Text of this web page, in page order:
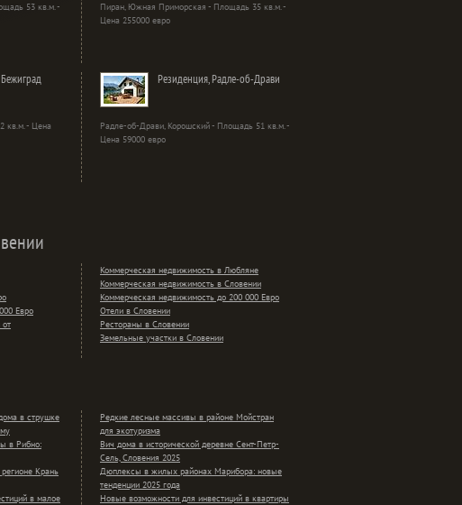
53 кв.м. -
Пиран, Южная Приморская - Площадь 35 кв.м. -
Цена 255000 евро
кв.м. - Цена
Резиденция, Радле-об-Драви
Радле-об-Драви, Корошский - Площадь 51 кв.м. -
Цена 59000 евро
Евро
Коммерческая недвижимость в Любляне
Коммерческая недвижимость в Словении
Коммерческая недвижимость до 200 000 Евро
Отели в Словении
Рестораны в Словении
Земельные участки в Словении
в струшке
в Рибно:
Крань
в малое
Редкие лесные массивы в районе Мойстран
для экотуризма
Вич дома в исторической деревне Сент-Петр-
Сель, Словения 2025
Дюплексы в жилых районах Марибора: новые
тенденции 2025 года
Новые возможности для инвестиций в квартиры